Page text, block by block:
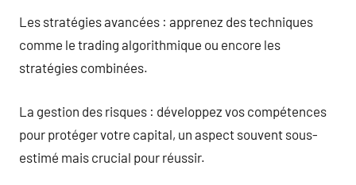
Les stratégies avancées : apprenez des techniques
comme le trading algorithmique ou encore les
stratégies combinées.
La gestion des risques : développez vos compétences
pour protéger votre capital, un aspect souvent sous-
estimé mais crucial pour réussir.